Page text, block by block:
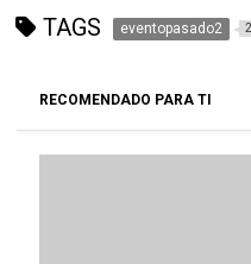
TAGS eventopasado2
RECOMENDADO PARA TI